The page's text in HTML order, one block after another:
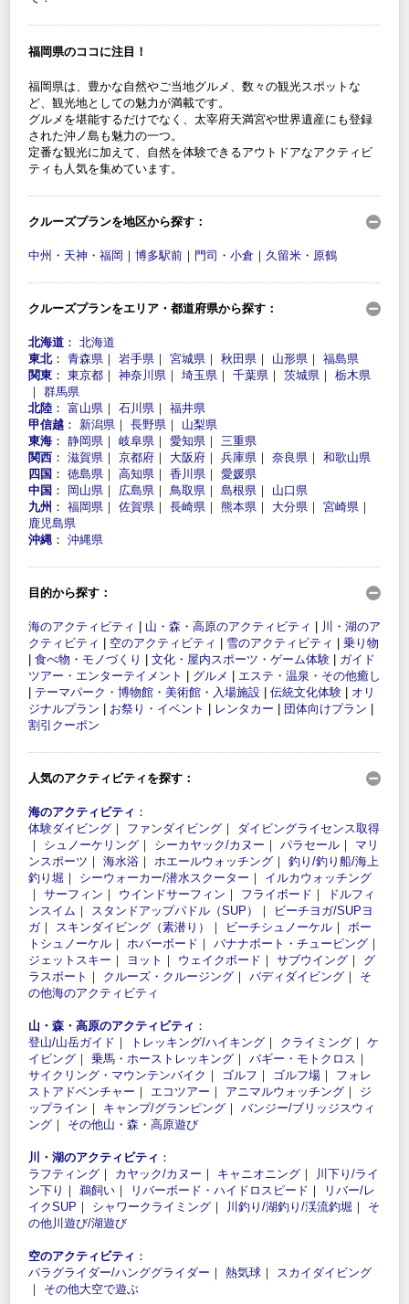
福岡県のココに注目！
福岡県は、豊かな自然やご当地グルメ、数々の観光スポットな
ど、観光地としての魅力が満載です。
グルメを堪能するだけでなく、太宰府天満宮や世界遺産にも登録
された沖ノ島も魅力の一つ。
定番な観光に加えて、自然を体験できるアウトドアなアクティビ
ティも人気を集めています。
クルーズプランを地区から探す：
中州・天神・福岡 ｜ 博多駅前 ｜ 門司・小倉 ｜ 久留米・原鶴
クルーズプランをエリア・都道府県から探す：
北海道 ： 北海道
東北： 青森県 ｜ 岩手県 ｜ 宮城県 ｜ 秋田県 ｜ 山形県 ｜ 福島県
関東 ： 東京都 ｜ 神奈川県 ｜ 埼玉県 ｜ 千葉県 ｜ 茨城県 ｜ 栃木県
｜ 群馬県
北陸 ： 富山県 ｜ 石川県 ｜ 福井県
甲信越 ： 新潟県 ｜ 長野県 ｜ 山梨県
東海 ： 静岡県 ｜ 岐阜県 ｜ 愛知県 ｜ 三重県
関西 ： 滋賀県 ｜ 京都府 ｜ 大阪府 ｜ 兵庫県 ｜ 奈良県 ｜ 和歌山県
四国 ： 徳島県 ｜ 高知県 ｜ 香川県 ｜ 愛媛県
中国 ： 岡山県 ｜ 広島県 ｜ 鳥取県 ｜ 島根県 ｜ 山口県
九州 ： 福岡県 ｜ 佐賀県 ｜ 長崎県 ｜ 熊本県 ｜ 大分県 ｜ 宮崎県 ｜
鹿児島県
沖縄 ： 沖縄県
目的から探す：
海のアクティビティ 山・森・高原のアクティビティ
川・湖のア
クティビティ
空のアクティビティ 雪のアクティビティ
乗り物
食べ物・モノづくり 文化・屋内スポーツ・ゲーム体験
ガイド
ツアー・エンターテイメント
グルメ
エステ・温泉・その他癒し
テーマパーク・博物館・美術館・入場施設 伝統文化体験
オリ
ジナルプラン
お祭り・イベント レンタカー 団体向けプラン
割引クーポン
人気のアクティビティを探す：
海のアクティビティ ：
体験ダイビング ｜ ファンダイビング ｜ ダイビングライセンス取得
｜ シュノーケリング ｜ シーカヤック/カヌー ｜ パラセール ｜ マリ
ンスポーツ ｜ 海水浴 ｜ ホエールウォッチング ｜ 釣り/釣り船/海上
釣り堀 ｜ シーウォーカー/潜水スクーター ｜ イルカウォッチング
｜ サーフィン ｜ ウインドサーフィン ｜ フライボード ｜
ドルフィ
ンスイム ｜ スタンドアップパドル（SUP） ｜
ビーチヨガ/SUPヨ
ガ｜ スキンダイビング（素潜り） ｜ ビーチシュノーケル ｜ ボー
トシュノーケル ｜ ホバーボード ｜ バナナボート・チュービング ｜
ジェットスキー ｜ ヨット ｜ ウェイクボード ｜ サブウイング ｜ グ
ラスボート ｜ クルーズ・クルージング ｜ バディダイビング ｜ そ
の他海のアクティビティ
山・森・高原のアクティビティ ：
登山/山岳ガイド ｜ トレッキング/ハイキング ｜ クライミング ｜ ケ
イビング ｜ 乗馬・ホーストレッキング ｜ バギー・モトクロス ｜
サイクリング・マウンテンバイク ｜ ゴルフ ｜ ゴルフ場 ｜ フォレ
ストアドベンチャー ｜ エコツアー ｜ アニマルウォッチング ｜ ジ
ップライン ｜ キャンプ/グランピング ｜ バンジー/ブリッジスウィ
ング ｜ その他山・森・高原遊び
川・湖のアクティビティ ：
ラフティング ｜ カヤック/カヌー ｜ キャニオニング ｜
川下り/ライ
ン下り ｜ 鵜飼い ｜ リバーボード・ハイドロスピード ｜
リバー/レ
イクSUP ｜ シャワークライミング ｜ 川釣り/湖釣り/渓流釣堀 ｜ そ
の他川遊び/湖遊び
空のアクティビティ ：
パラグライダー/ハンググライダー ｜ 熱気球 ｜ スカイダイビング
｜ その他大空で遊ぶ